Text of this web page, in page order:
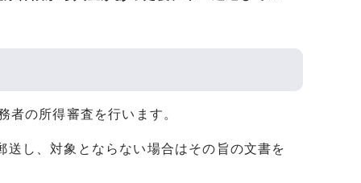
の所得審査を行います。
し、対象とならない場合はその旨の文書を